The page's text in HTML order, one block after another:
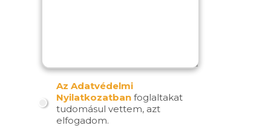
Az Adatvédelmi
Nyilatkozatban foglaltakat
tudomásul vettem, azt
elfogadom.